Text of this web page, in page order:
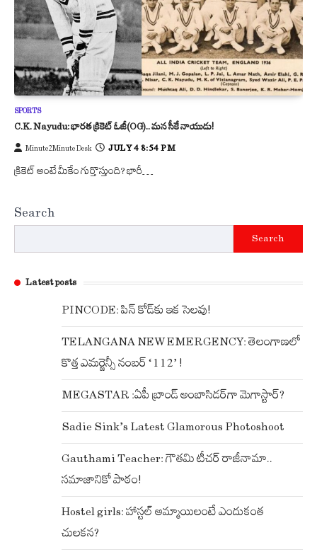
SPORTS
C.K. Nayudu: భారత క్రికెట్ ఓజీ(OG).. మన సీకే నాయుడు!
Minute2Minute Desk JULY 4 8:54 PM
క్రికెట్ అంటే మీకేం గుర్తొస్తుంది? భారీ…
Search
Search
Latest posts
PINCODE: పిన్ కోడ్‌కు ఇక సెలవు!
TELANGANA NEW EMERGENCY: తెలంగాణలో
కొత్త ఎమర్జెన్సీ నంబర్ ‘112’ !
MEGASTAR :ఏపీ బ్రాండ్ అంబాసిడర్‌గా మెగాస్టార్?
Sadie Sink’s Latest Glamorous Photoshoot
Gauthami Teacher: గౌతమి టీచర్ రాజీనామా..
సమాజానికో పాఠం!
Hostel girls: హాస్టల్ అమ్మాయిలంటే ఎందుకంత
చులకన?